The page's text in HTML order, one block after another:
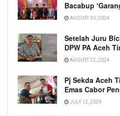
Bacabup
AUGUST 30, 2024
Setelah Juru
DPW PA Aceh
AUGUST 22, 2024
Pj Sekda Aceh
Emas Cabor
JULY 12, 2024